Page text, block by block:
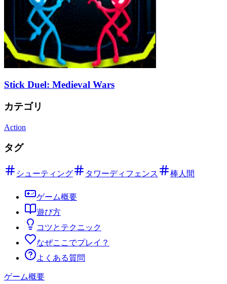
Stick Duel: Medieval Wars
カテゴリ
Action
タグ
シューティング タワーディフェンス 棒人間
ゲーム概要
遊び方
コツとテクニック
なぜここでプレイ？
よくある質問
ゲーム概要